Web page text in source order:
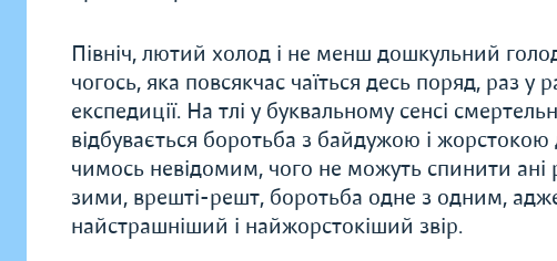
Північ, лютий холод і не менш дошкульний
чогось, яка повсякчас чаїться десь поряд, раз
експедиції. На тлі у буквальному сенсі
відбувається боротьба з байдужою і
чимось невідомим, чого не можуть спинити ані
зими, врешті-решт, боротьба одне з одним,
найстрашніший і найжорстокіший звір.